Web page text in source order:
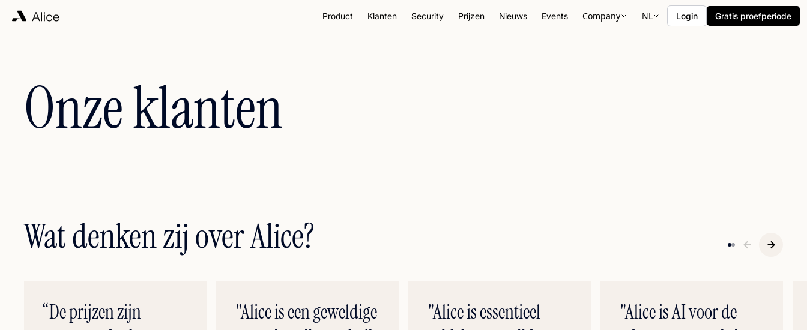
Product Klanten Security Prijzen Nieuws Events Company NL Login Gratis proefperiode
Onze klanten
Wat denken zij over Alice?
“De prijzen zijn
"Alice is een geweldige
"Alice is essentieel
"Alice is AI voor de